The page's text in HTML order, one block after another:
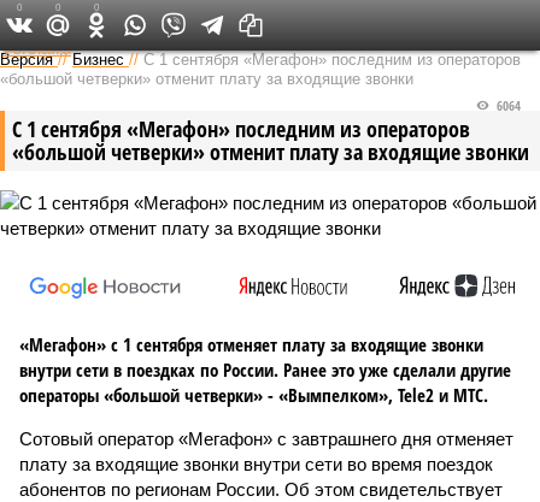
Федеральный выпуск
Версия //Бизнес //С 1 сентября «Мегафон» последним из операторов
«большой четверки» отменит плату за входящие звонки
С 1 сентября «Мегафон» последним из операторов
«большой четверки» отменит плату за входящие звонки
6064
«Мегафон» с 1 сентября отменяет плату за входящие звонки
внутри сети в поездках по России. Ранее это уже сделали другие
операторы «большой четверки» - «Вымпелком», Tele2 и МТС.
Сотовый оператор «Мегафон» с завтрашнего дня отменяет
плату за входящие звонки внутри сети во время поездок
абонентов по регионам России. Об этом свидетельствует
0 0 0